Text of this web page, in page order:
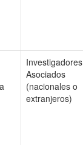
Investigadores
Asociados
(nacionales o
extranjeros)